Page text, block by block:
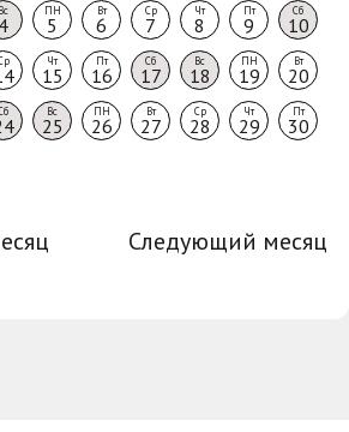
Вс
4
ПН
5
Вт
6
Ср
7
Чт
8
Пт
9
Сб
10
Чт
15
Пт
16
Сб
17
Вс
18
ПН
19
Вт
20
Вс
25
ПН
26
Вт
27
Ср
28
Чт
29
Пт
30
Следующий месяц